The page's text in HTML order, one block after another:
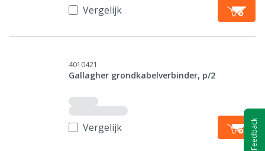
Vergelijk
4010421
Gallagher grondkabelverbinder, p/2
Vergelijk Feedback